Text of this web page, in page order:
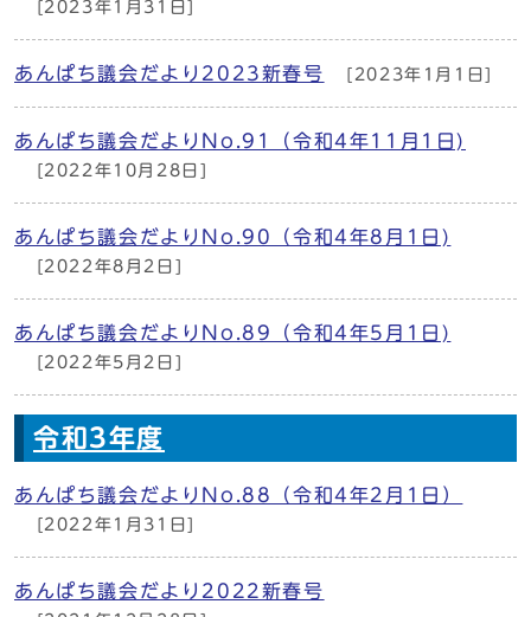
[2023年1月31日]
あんぱち議会だより2023新春号 [2023年1月1日]
あんぱち議会だよりNo.91（令和4年11月1日)
[2022年10月28日]
あんぱち議会だよりNo.90（令和4年8月1日)
[2022年8月2日]
あんぱち議会だよりNo.89（令和4年5月1日)
[2022年5月2日]
令和3年度
あんぱち議会だよりNo.88（令和4年2月1日）
[2022年1月31日]
あんぱち議会だより2022新春号